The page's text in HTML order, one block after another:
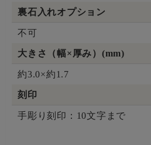
裏石入れオプション
不可
大きさ（幅×厚み）(mm)
約3.0×約1.7
刻印
手彫り刻印：10文字まで